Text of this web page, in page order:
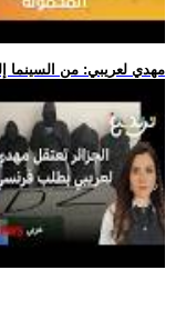
.. مهدي لعريبي: من السينما